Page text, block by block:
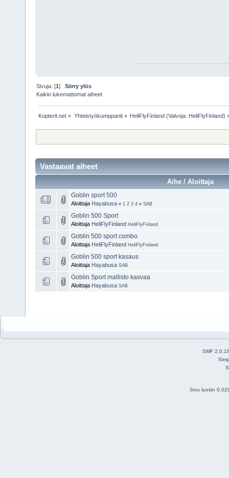
Sivuja: [1]Siirry ylös
Kaikki lukemattomat aiheet
Kopterit.net » Yhteistyökumppanit» HeliFlyFinland(Valvoja: HeliFlyFinland)
Vastaavat aiheet
Aihe / Aloittaja
Goblin sport 500
Aloittaja Hayabusa « 1 2 3 4 » SAB
Goblin 500 Sport
Aloittaja HeliFlyFinland HeliFlyFinland
Goblin 500 sport combo
Aloittaja HeliFlyFinland HeliFlyFinland
Goblin 500 sport kasaus
Aloittaja Hayabusa SAB
Goblin Sport mallisto kasvaa
Aloittaja Hayabusa SAB
SMF
Sivu luotiin